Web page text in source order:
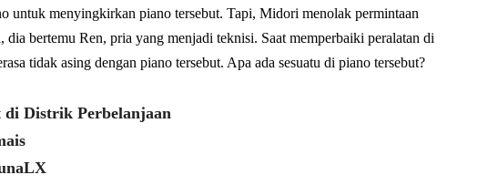
untuk menyingkirkan piano tersebut. Tapi, Midori menolak permintaan
dia bertemu Ren, pria yang menjadi teknisi. Saat memperbaiki peralatan di
tidak asing dengan piano tersebut. Apa ada sesuatu di piano tersebut?
di Distrik Perbelanjaan